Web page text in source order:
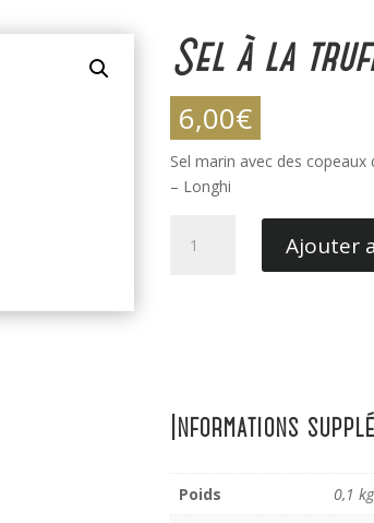
Sel à la
6,00€
Sel marin avec des
– Longhi
Ajouter
Informations
Poids 0,1 kg